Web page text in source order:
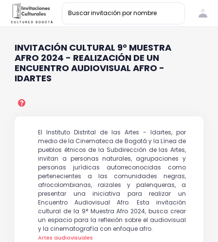
INVITACIÓN CULTURAL 9° MUESTRA
AFRO 2024 - REALIZACIÓN DE UN
ENCUENTRO AUDIOVISUAL AFRO -
IDARTES
El Instituto Distrital de las Artes - Idartes, por
medio de la Cinemateca de Bogotá y la Línea de
pueblos étnicos de la Subdirección de las Artes,
invitan a personas naturales, agrupaciones y
personas jurídicas autorreconocidas como
pertenecientes a las comunidades negras,
afrocolombianas, raizales y palenqueras, a
presentar una iniciativa para realizar un
Encuentro Audiovisual Afro. Esta invitación
cultural de la 9° Muestra Afro 2024, busca crear
un espacio para la reflexión sobre el audiovisual
y la cinematografía con enfoque afro.
Artes audiovisuales